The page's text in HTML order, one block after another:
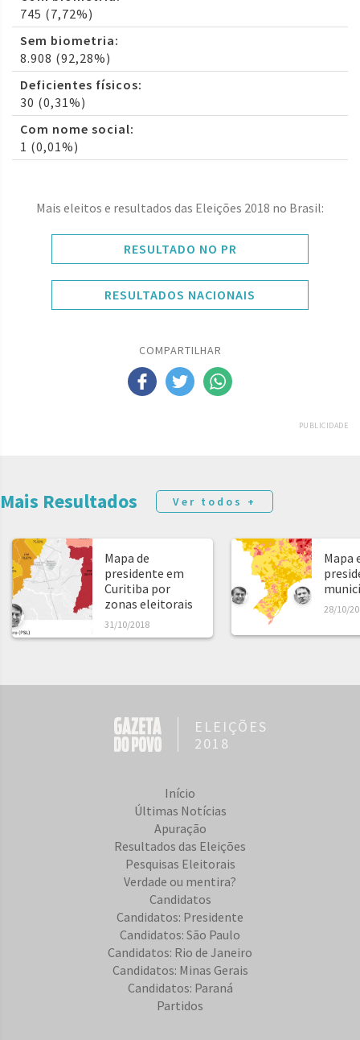
745 (7,72%)
Sem biometria:
8.908 (92,28%)
Deficientes físicos:
30 (0,31%)
Com nome social:
1 (0,01%)
Mais eleitos e resultados das Eleições 2018 no Brasil:
RESULTADO NO PR
RESULTADOS NACIONAIS
COMPARTILHAR
PUBLICIDADE
Mais Resultados Ver todos +
Mapa de
presidente em
Curitiba por
zonas eleitorais
31/10/2018
Mapa
28/10/
ELEIÇÕES
2018
Início
Últimas Notícias
Apuração
Resultados das Eleições
Pesquisas Eleitorais
Verdade ou mentira?
Candidatos
Candidatos: Presidente
Candidatos: São Paulo
Candidatos: Rio de Janeiro
Candidatos: Minas Gerais
Candidatos: Paraná
Partidos